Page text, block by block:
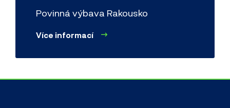
Povinná výbava Rakousko
Více informací